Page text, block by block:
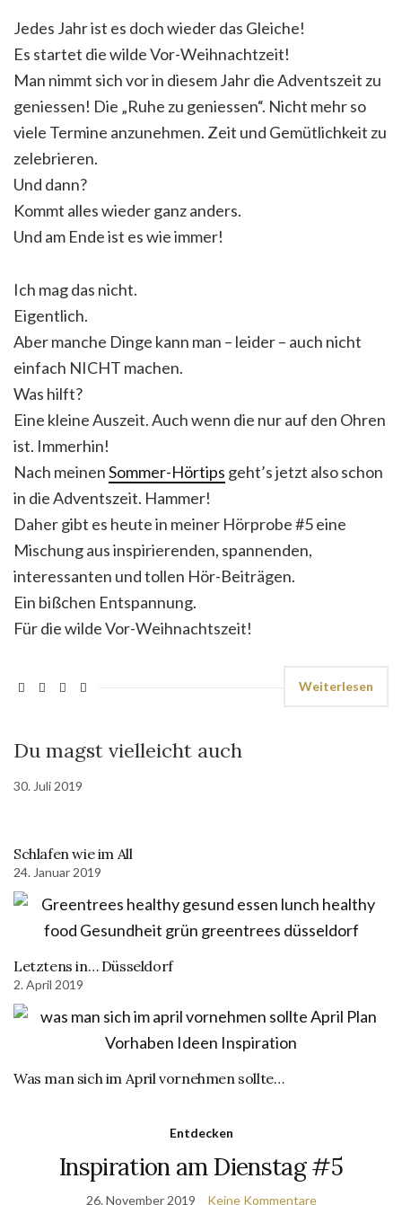
Jedes Jahr ist es doch wieder das Gleiche!
Es startet die wilde Vor-Weihnachtzeit!
Man nimmt sich vor in diesem Jahr die Adventszeit zu
geniessen! Die „Ruhe zu geniessen“. Nicht mehr so
viele Termine anzunehmen. Zeit und Gemütlichkeit zu
zelebrieren.
Und dann?
Kommt alles wieder ganz anders.
Und am Ende ist es wie immer!
Ich mag das nicht.
Eigentlich.
Aber manche Dinge kann man – leider – auch nicht
einfach NICHT machen.
Was hilft?
Eine kleine Auszeit. Auch wenn die nur auf den Ohren
ist. Immerhin!
Nach meinenSommer-Hörtips geht’s jetzt also schon
in die Adventszeit. Hammer!
Daher gibt es heute in meiner Hörprobe #5 eine
Mischung aus inspirierenden, spannenden,
interessanten und tollen Hör-Beiträgen.
Ein bißchen Entspannung.
Für die wilde Vor-Weihnachtszeit!
Weiterlesen
Du magst vielleicht auch
30. Juli 2019
Schlafen wie im All
24. Januar 2019
Letztens in… Düsseldorf
2. April 2019
Was man sich im April vornehmen sollte…
Entdecken
Inspiration am Dienstag #5
26. November 2019 Keine Kommentare